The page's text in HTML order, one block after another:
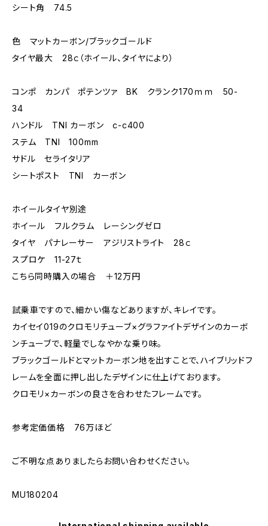
シート角 74.5
色 マットカーボン/ブラックゴールド
タイヤ最大 28ｃ（ホイール、タイヤにより）
コンポ カンパ ポテンツァ BK クランク170ｍｍ 50-
34
ハンドル TNI カーボン c-c400
ステム TNI 100mm
サドル セライタリア
シートポスト TNI カーボン
ホイールタイヤ別途
ホイール フルクラム レーシングゼロ
タイヤ パナレーサー アジリストライト 28ｃ
スプロケ 11-27ｔ
こちら同時購入の場合 ＋12万円
試乗車ですので、細かい傷などありますが、キレイです。
カイセイ019のクロモリチューブ×グラファイトデザインのカーボ
ンチューブで、軽量でしなやかな乗り味。
ブラックゴールドとマットカーボン地を出すことで、ハイブリッドフ
レームを全面に押し出したデザインに仕上げております。
クロモリ×カーボンの良さを合わせたフレームです。
参考定価価格 76万ほど
ご不明な点ありましたらお問い合わせください。
MU180204